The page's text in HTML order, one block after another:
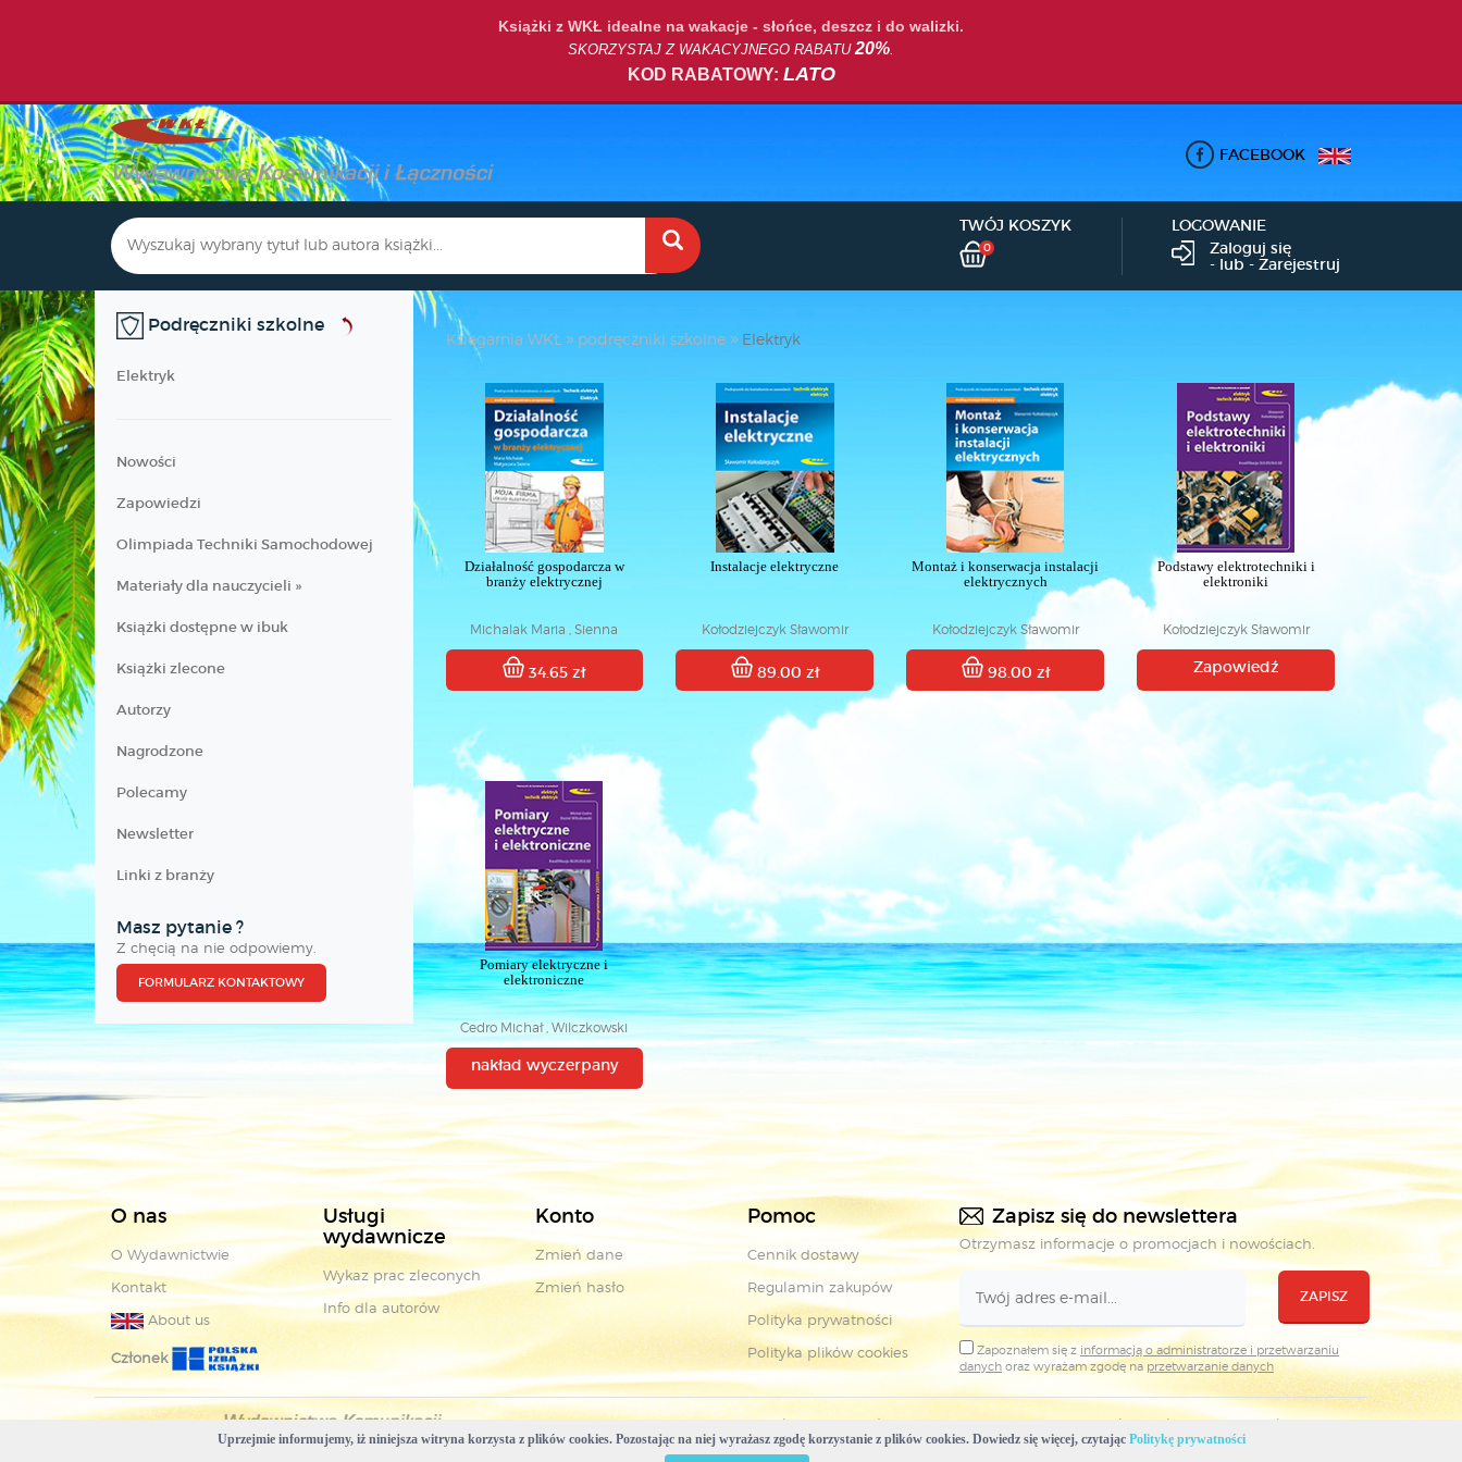
Książki z WKŁ idealne na wakacje - słońce, deszcz i do walizki.
SKORZYSTAJ Z WAKACYJNEGO RABATU20%.
KOD RABATOWY: LATO
FACEBOOK
TWÓJ KOSZYK
0
LOGOWANIE
Zaloguj się
- lub - Zarejestruj
Podręczniki szkolne
Elektryk
Nowości
Zapowiedzi
Olimpiada Techniki Samochodowej
Materiały dla nauczycieli »
Książki dostępne w ibuk
Książki zlecone
Autorzy
Nagrodzone
Polecamy
Newsletter
Linki z branży
Masz pytanie ?
Z chęcią na nie odpowiemy.
FORMULARZ KONTAKTOWY
Księgarnia WKŁ podręczniki szkolne Elektryk
Działalność gospodarcza w
branży elektrycznej
Michalak Maria , Sienna
Małgorzata
34.65 zł
Instalacje elektryczne
Kołodziejczyk Sławomir
89.00 zł
Montaż i konserwacja instalacji
elektrycznych
Kołodziejczyk Sławomir
98.00 zł
Podstawy elektrotechniki i
elektroniki
Kołodziejczyk Sławomir
Zapowiedź
Pomiary elektryczne i
elektroniczne
Cedro Michał , Wilczkowski
Daniel
nakład wyczerpany
O nas
O Wydawnictwie
Kontakt
About us
Członek
Usługi
wydawnicze
Wykaz prac zleconych
Info dla autorów
Konto
Zmień dane
Zmień hasło
Pomoc
Cennik dostawy
Regulamin zakupów
Polityka prywatności
Polityka plików cookies
Zapisz się do newslettera
Otrzymasz informacje o promocjach i nowościach.
ZAPISZ
Zapoznałem się z informacją o administratorze i przetwarzaniu
danych oraz wyrażam zgodę na przetwarzanie danych
Copyright © Wydawnictwa Komunikacji i Łączności Projekt i realizacja: WKŁ & Plovedesign
Uprzejmie informujemy, iż niniejsza witryna korzysta z plików cookies. Pozostając na niej wyrażasz zgodę korzystanie z plików cookies. Dowiedz się więcej, czytając Politykę prywatności